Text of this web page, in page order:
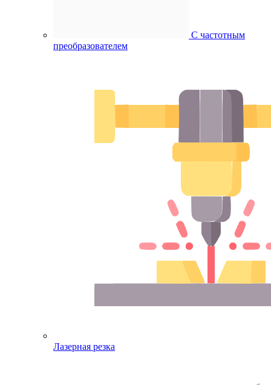
С частотным
преобразователем
Лазерная резка